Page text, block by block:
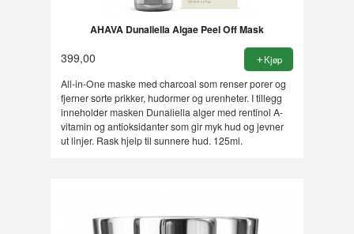
AHAVA Dunaliella Algae Peel Off Mask
399,00 Kjøp
All-in-One maske med charcoal som renser porer og
fjerner sorte prikker, hudormer og urenheter. I tillegg
inneholder masken Dunaliella alger med rentinol A-
vitamin og antioksidanter som gir myk hud og jevner
ut linjer. Rask hjelp til sunnere hud. 125ml.